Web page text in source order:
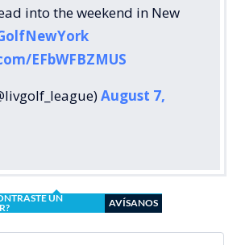
into the weekend in New
EFbWFBZMUS
August 7,
UN
AVÍSANOS